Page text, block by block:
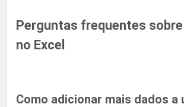
Perguntas frequentes
no Excel
Como adicionar mais dados a